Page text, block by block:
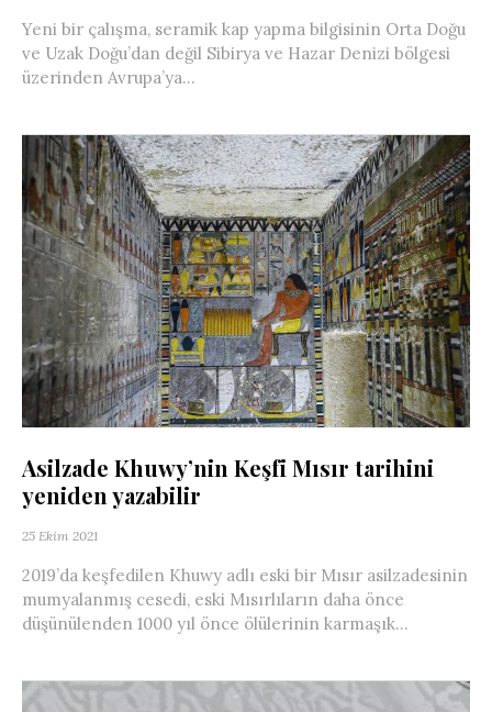
Yeni bir çalışma, seramik kap yapma bilgisinin Orta Doğu
ve Uzak Doğu’dan değil Sibirya ve Hazar Denizi bölgesi
üzerinden Avrupa’ya...
Asilzade Khuwy’nin Keşfi Mısır tarihini
yeniden yazabilir
25 Ekim 2021
2019’da keşfedilen Khuwy adlı eski bir Mısır asilzadesinin
mumyalanmış cesedi, eski Mısırlıların daha önce
düşünülenden 1000 yıl önce ölülerinin karmaşık...